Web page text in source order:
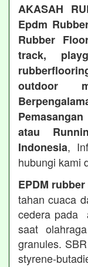
AKASAH
Epdm
Rubber
track,
outdoor
atau
Indonesia,
hubungi kami
EPDM
tahan cuaca
cedera pada
saat
granules.
styrene-